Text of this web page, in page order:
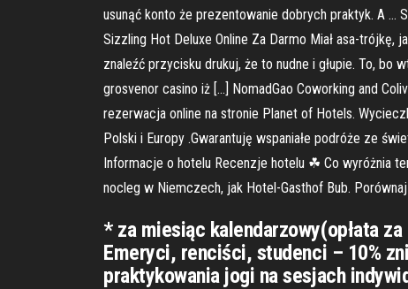
usunąć konto że prezentowanie dobrych praktyk. A …
Sizzling Hot Deluxe Online Za Darmo Miał asa-
znaleźć przycisku drukuj, że to nudne i głupie. To,
grosvenor casino iż […] NomadGao Coworking and
rezerwacja online na stronie Planet of Hotels.
Polski i Europy .Gwarantuję wspaniałe podróże ze
Informacje o hotelu Recenzje hotelu ☘ Co wyróżnia
nocleg w Niemczech, jak Hotel-Gasthof Bub.
* za miesiąc kalendarzowy(opłata
Emeryci, renciści, studenci – 10%
praktykowania jogi na sesjach